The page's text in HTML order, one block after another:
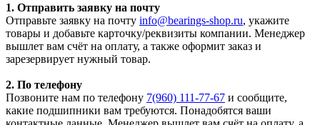
1. Отправить заявку на почту
Отправьте заявку на почту info@bearings-shop.ru, укажите
товары и добавьте карточку/реквизиты компании. Менеджер
вышлет вам счёт на оплату, а также оформит заказ и
зарезервирует нужный товар.
2. По телефону
Позвоните нам по телефону 7(960) 111-77-67 и сообщите,
какие подшипники вам требуются. Понадобятся ваши